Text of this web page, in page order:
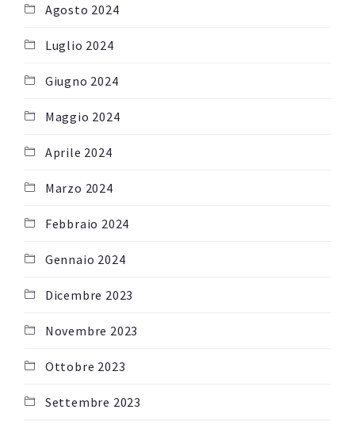
Agosto 2024
Luglio 2024
Giugno 2024
Maggio 2024
Aprile 2024
Marzo 2024
Febbraio 2024
Gennaio 2024
Dicembre 2023
Novembre 2023
Ottobre 2023
Settembre 2023